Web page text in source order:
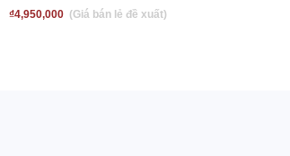
₫4,950,000